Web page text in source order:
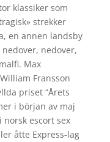
klassiker som
strekker
en annen landsby
nedover,
Max
Fransson
priset “Årets
i början av maj
norsk escort sex
åtte Express-lag